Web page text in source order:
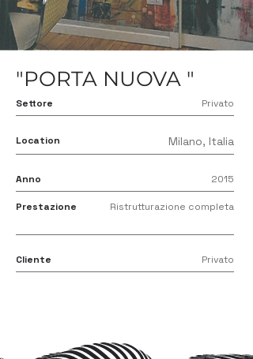
"PORTA NUOVA "
Settore Privato
Location Milano, Italia
Anno 2015
Prestazione Ristrutturazione completa
Cliente Privato